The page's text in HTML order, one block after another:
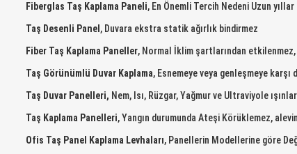
Fiberglas Taş Kaplama Paneli, En Önemli Tercih Nedeni Uzun
Taş Desenli Panel , Duvara ekstra statik ağırlık bindirmez
Fiber Taş Kaplama Paneller, Normal İklim şartlarından
Taş Görünümlü Duvar Kaplama, Esnemeye veya genleşmeye karşı
Taş Duvar Panelleri, Nem, Isı, Rüzgar, Yağmur ve Ultraviyole
Taş Kaplama Panelleri, Yangın durumunda Ateşi Körüklemez,
Ofis Taş Panel Kaplama Levhaları, Panellerin Modellerine göre